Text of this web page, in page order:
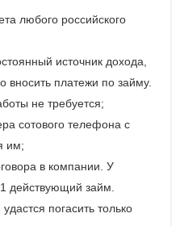
любого российского
источник дохода,
платежи по займу.
не требуется;
сотового телефона с
им;
в компании. У
действующий займ.
погасить только